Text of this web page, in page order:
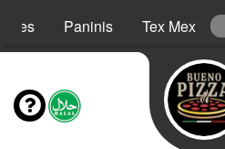
Paninis Tex Mex